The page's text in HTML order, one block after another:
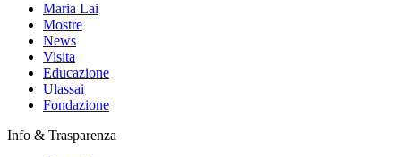
Maria Lai
Mostre
News
Visita
Educazione
Ulassai
Fondazione
Info & Trasparenza